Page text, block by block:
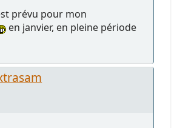
prévu pour mon
en janvier, en pleine période